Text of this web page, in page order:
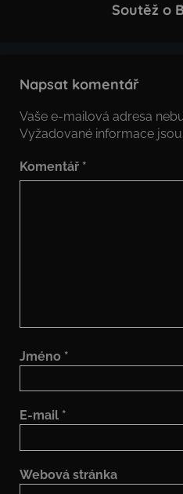
Soutěž o
Napsat komentář
Vaše e-mailová adresa
Vyžadované informace
Komentář *
Jméno *
E-mail *
Webová stránka